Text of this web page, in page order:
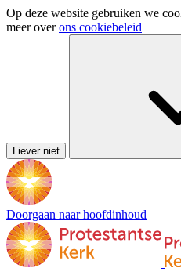
Op deze website gebruiken we
meer overons cookiebeleid
Liever niet
Doorgaan naar hoofdinhoud